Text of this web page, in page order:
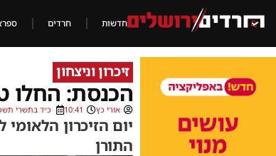
חדשות חרדים
זיכרון וניצחון
הכנסת: החלו
אורי כץ 10:41 כ״ד בתשרי תשפ״ו (16/
יום הזיכרון
התורן